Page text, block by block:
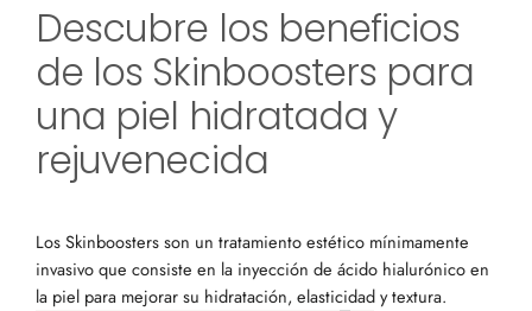
Descubre los beneficios
de los Skinboosters para
una piel hidratada y
rejuvenecida
Los Skinboosters son un tratamiento estético mínimamente
invasivo que consiste en la inyección de ácido hialurónico en
la piel para mejorar su hidratación, elasticidad y textura.